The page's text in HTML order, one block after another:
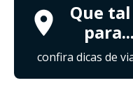
Que
para...
confira dicas de